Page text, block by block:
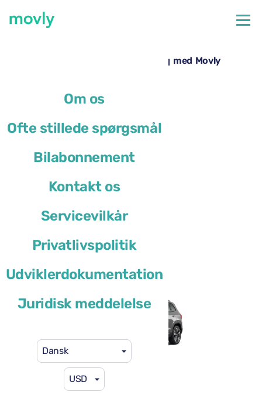
Om os
Ofte stillede spørgsmål
Bilabonnement
Kontakt os
Servicevilkår
Privatlivspolitik
Udviklerdokumentation
Juridisk meddelelse
Dansk
USD
Billeje i Nice Lufthavn – Skoda Karoq med Movly
eller lignende
46 US$ pr. dag